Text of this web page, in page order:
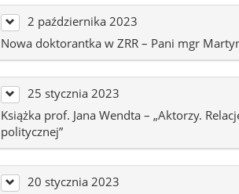
2 października 2023
Nowa doktorantka w ZRR – Pani mgr
25 stycznia 2023
Książka prof. Jana Wendta – „Aktorzy.
politycznej”
20 stycznia 2023